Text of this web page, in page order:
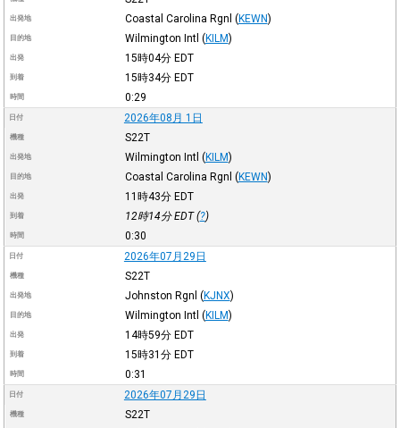
出発地 Coastal Carolina Rgnl (KEWN)
目的地 Wilmington Intl (KILM)
出発 15時04分 EDT
到着 15時34分 EDT
時間 0:29
日付 2026年08月 1日
機種 S22T
出発地 Wilmington Intl (KILM)
目的地 Coastal Carolina Rgnl (KEWN)
出発 11時43分 EDT
到着 12時14分EDT(?)
時間 0:30
日付 2026年07月29日
機種 S22T
出発地 Johnston Rgnl (KJNX)
目的地 Wilmington Intl (KILM)
出発 14時59分 EDT
到着 15時31分 EDT
時間 0:31
日付 2026年07月29日
機種 S22T